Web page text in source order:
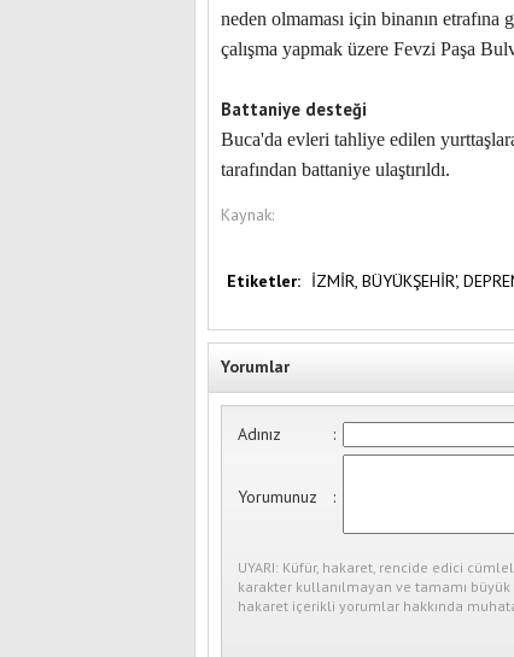
neden olmaması için binanın
çalışma yapmak üzere Fevzi Paşa
Battaniye desteği
Buca'da evleri tahliye edilen
tarafından battaniye ulaştırıldı.
Kaynak:
Etiketler: İZMİR, BÜYÜKŞEHİR',
Yorumlar
Adınız :
Yorumunuz :
UYARI: Küfür, hakaret, rencide edici
karakter kullanılmayan ve tamamı
hakaret içerikli yorumlar hakkında